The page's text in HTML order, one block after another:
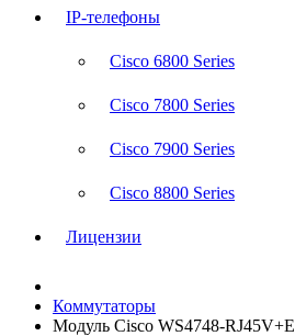
IP-телефоны
Cisco 6800 Series
Cisco 7800 Series
Cisco 7900 Series
Cisco 8800 Series
Лицензии
Коммутаторы
Модуль Cisco WS4748-RJ45V+E